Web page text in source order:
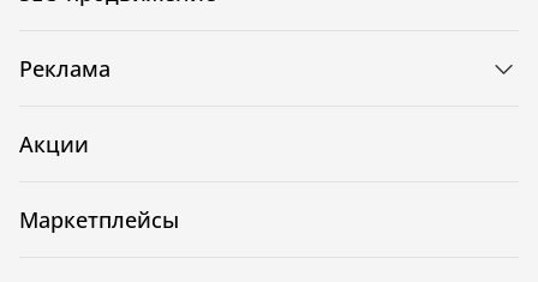
Реклама
Акции
Маркетплейсы